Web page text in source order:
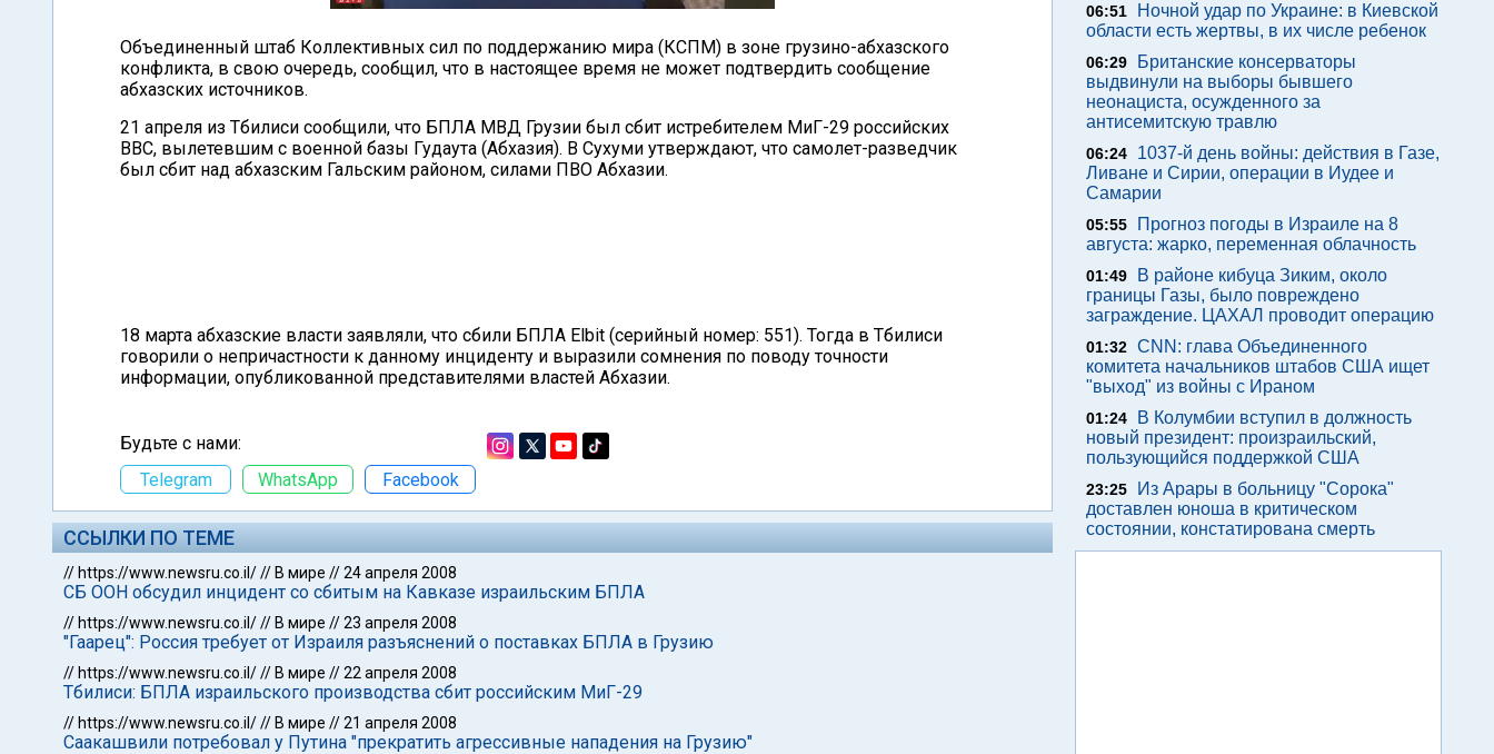
Объединенный штаб Коллективных сил по поддержанию мира (КСПМ) в зоне грузино-абхазского
конфликта, в свою очередь, сообщил, что в настоящее время не может подтвердить сообщение
абхазских источников.
21 апреля из Тбилиси сообщили, что БПЛА МВД Грузии был сбит истребителем МиГ-29 российских
ВВС, вылетевшим с военной базы Гудаута (Абхазия). В Сухуми утверждают, что самолет-разведчик
был сбит над абхазским Гальским районом, силами ПВО Абхазии.
18 марта абхазские власти заявляли, что сбили БПЛА Elbit (серийный номер: 551). Тогда в Тбилиси
говорили о непричастности к данному инциденту и выразили сомнения по поводу точности
информации, опубликованной представителями властей Абхазии.
Будьте с нами:
Telegram
WhatsApp Facebook
ССЫЛКИ ПО ТЕМЕ
// https://www.newsru.co.il/// В мире //24 апреля 2008
СБ ООН обсудил инцидент со сбитым на Кавказе израильским БПЛА
// https://www.newsru.co.il/// В мире //23 апреля 2008
"Гаарец": Россия требует от Израиля разъяснений о поставках БПЛА в Грузию
// https://www.newsru.co.il/// В мире //22 апреля 2008
Тбилиси: БПЛА израильского производства сбит российским МиГ-29
// https://www.newsru.co.il/// В мире //21 апреля 2008
Саакашвили потребовал у Путина "прекратить агрессивные нападения на Грузию"
06:51
Ночной удар по Украине: в Киевской
области есть жертвы, в их числе ребенок
06:29
Британские консерваторы
выдвинули на выборы бывшего
неонациста, осужденного за
антисемитскую травлю
06:24
1037-й день войны: действия в Газе,
Ливане и Сирии, операции в Иудее и
Самарии
05:55
Прогноз погоды в Израиле на 8
августа: жарко, переменная облачность
01:49
В районе кибуца Зиким, около
границы Газы, было повреждено
заграждение. ЦАХАЛ проводит операцию
01:32 CNN: глава Объединенного
комитета начальников штабов США ищет
"выход" из войны с Ираном
01:24
В Колумбии вступил в должность
новый президент: произраильский,
пользующийся поддержкой США
23:25
Из Арары в больницу "Сорока"
доставлен юноша в критическом
состоянии, констатирована смерть